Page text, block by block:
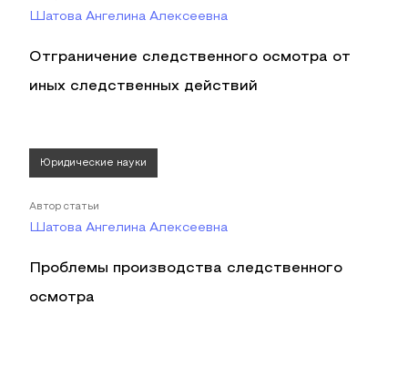
Шатова Ангелина Алексеевна
Отграничение следственного осмотра от
иных следственных действий
Юридические науки
Автор статьи
Шатова Ангелина Алексеевна
Проблемы производства следственного
осмотра